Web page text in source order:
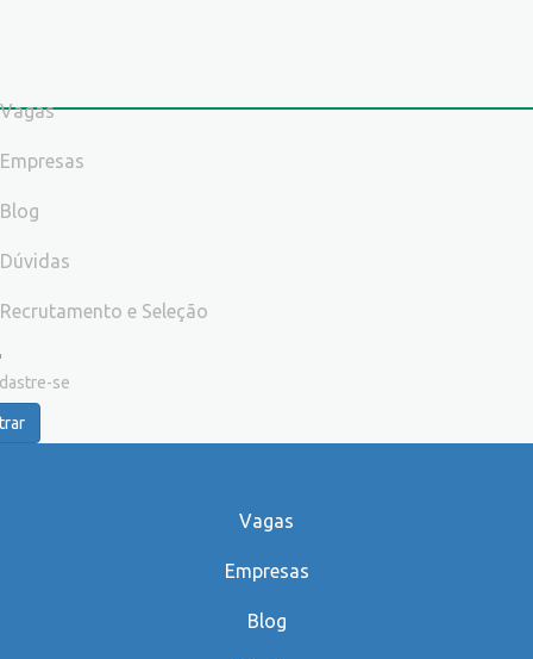
Vagas
Empresas
Blog
Dúvidas
Recrutamento e Seleção
se
Vagas
Empresas
Blog